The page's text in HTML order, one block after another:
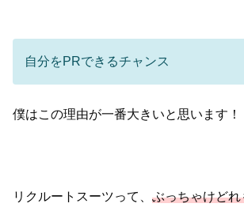
自分をPRできるチャンス
僕はこの理由が一番大きいと思います！
リクルートスーツって、 ぶっちゃけど